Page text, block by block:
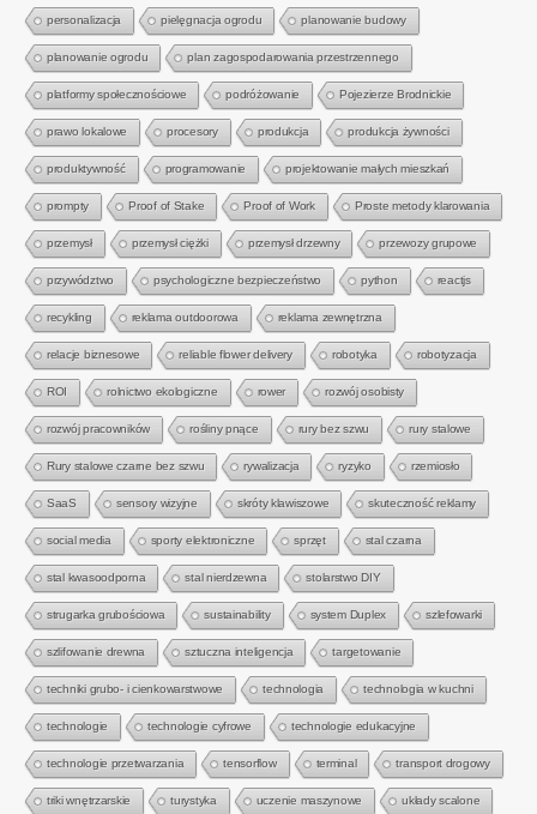
personalizacja pielęgnacja ogrodu planowanie budowy
planowanie ogrodu plan zagospodarowania przestrzennego
platformy społecznościowe podróżowanie Pojezierze Brodnickie
prawo lokalowe procesory produkcja produkcja żywności
produktywność programowanie projektowanie małych mieszkań
prompty Proof of Stake Proof of Work Proste metody klarowania
przemysł przemysł ciężki przemysł drzewny przewozy grupowe
przywództwo psychologiczne bezpieczeństwo python reactjs
recykling reklama outdoorowa reklama zewnętrzna
relacje biznesowe reliable flower delivery robotyka robotyzacja
ROI rolnictwo ekologiczne rower rozwój osobisty
rozwój pracowników rośliny pnące rury bez szwu rury stalowe
Rury stalowe czarne bez szwu rywalizacja ryzyko rzemiosło
SaaS sensory wizyjne skróty klawiszowe skuteczność reklamy
social media sporty elektroniczne sprzęt stal czarna
stal kwasoodporna stal nierdzewna stolarstwo DIY
strugarka grubościowa sustainability system Duplex szlefowarki
szlifowanie drewna sztuczna inteligencja targetowanie
techniki grubo- i cienkowarstwowe technologia technologia w kuchni
technologie technologie cyfrowe technologie edukacyjne
technologie przetwarzania tensorflow terminal transport drogowy
triki wnętrzarskie turystyka uczenie maszynowe układy scalone